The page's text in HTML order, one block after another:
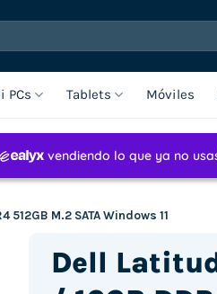
PCs Tablets Móviles
M.2 SATA Windows 11
Dell